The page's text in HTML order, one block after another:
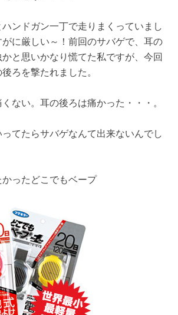
ンドガン一丁で走りまくっていまし
に厳しい～！前回のサバゲで、耳の
と思いかなり慌てた私ですが、今回
ろを撃たれました。
ない。耳の後ろは痛かった・・・。
てたらサバゲなんて出来ないんでし
ったどこでもベープ